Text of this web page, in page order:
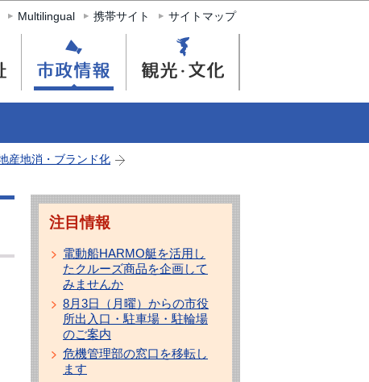
Multilingual 携帯サイト サイトマップ
産地消・ブランド化
注目情報
電動船HARMO艇を活用し
たクルーズ商品を企画して
みませんか
8月3日（月曜）からの市役
所出入口・駐車場・駐輪場
のご案内
危機管理部の窓口を移転し
ます